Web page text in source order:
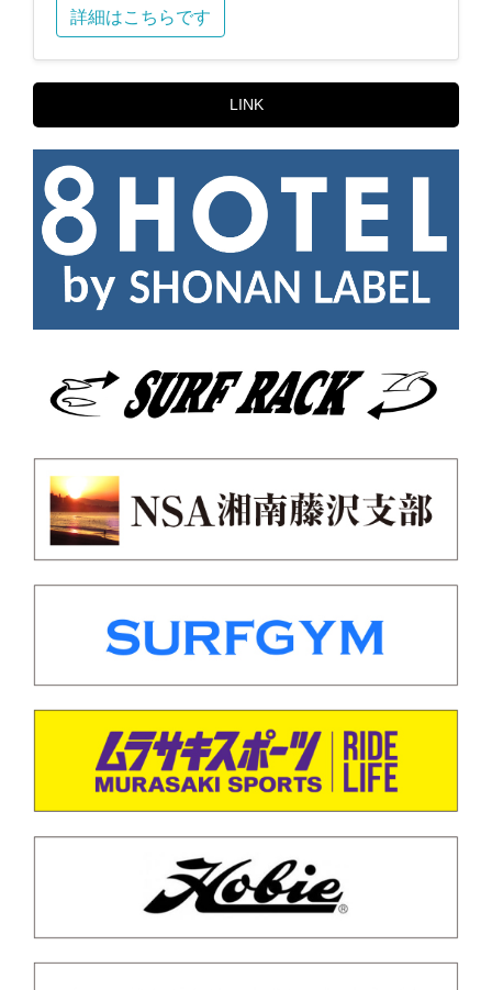
詳細はこちらです
LINK